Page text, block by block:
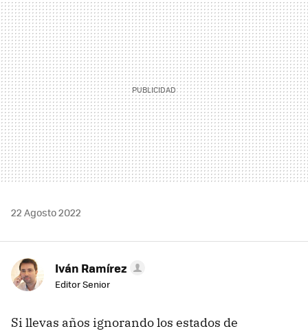
MAIL
22 Agosto 2022
Iván Ramírez
Editor Senior
Si llevas años ignorando los estados de